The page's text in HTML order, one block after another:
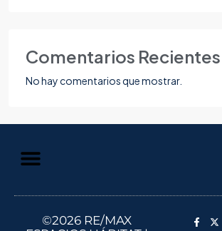
Comentarios Recientes
No hay comentarios que mostrar.
©2026 RE/MAX